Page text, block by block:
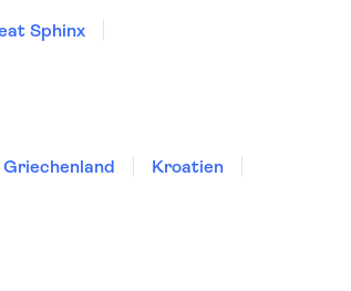
Sphinx
Griechenland
Kroatien